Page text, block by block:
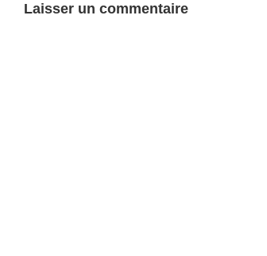
Laisser un commentaire